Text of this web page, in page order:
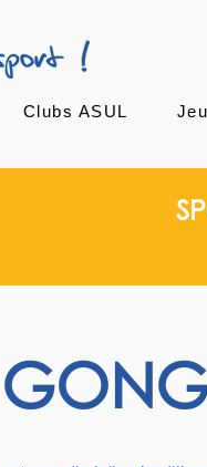
Clubs ASUL